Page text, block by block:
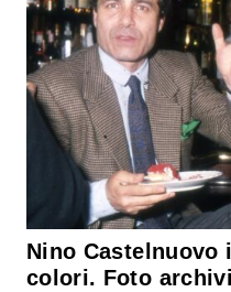
Nino Castelnuovo
colori. Foto